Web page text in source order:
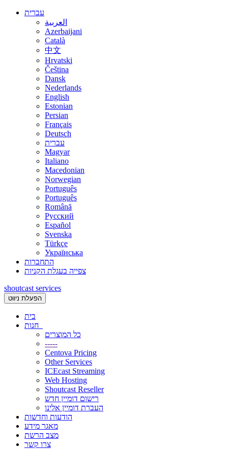
עברית
العربية
Azerbaijani
Català
中文
Hrvatski
Čeština
Dansk
Nederlands
English
Estonian
Persian
Français
Deutsch
עברית
Magyar
Italiano
Macedonian
Norwegian
Português
Português
Română
Русский
Español
Svenska
Türkçe
Українська
התחברות
צפייה בעגלת הקניות
shoutcast services
הפעלת ניווט
בית
כל המוצרים
-----
Centova Pricing
Other Services
ICEcast Streaming
Web Hosting
Shoutcast Reseller
רישום דומיין חדש
העברת דומיין אלינו
הודעות וחדשות
מאגר מידע
מצב הרשת
צרו קשר